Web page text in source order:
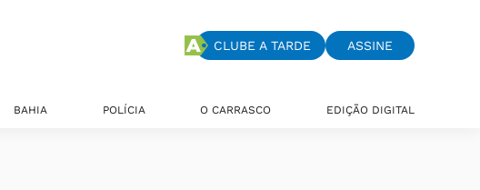
CLUBE A TARDE ASSINE
BAHIA POLÍCIA O CARRASCO EDIÇÃO DIGITAL